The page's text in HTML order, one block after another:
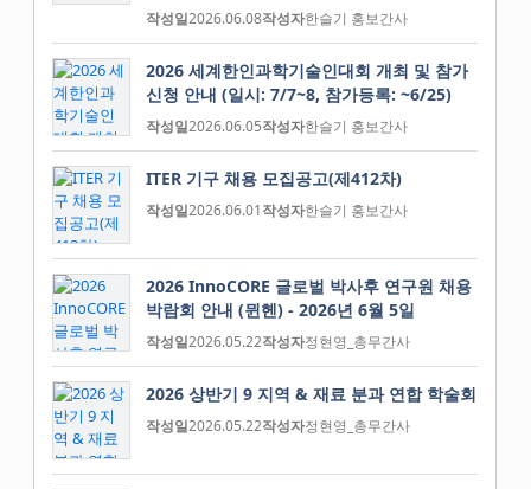
작성일2026.06.08작성자한슬기 홍보간사
2026 세계한인과학기술인대회 개최 및 참가
신청 안내 (일시: 7/7~8, 참가등록: ~6/25)
작성일2026.06.05작성자한슬기 홍보간사
ITER 기구 채용 모집공고(제412차)
작성일2026.06.01작성자한슬기 홍보간사
2026 InnoCORE 글로벌 박사후 연구원 채용
박람회 안내 (뮌헨) - 2026년 6월 5일
작성일2026.05.22작성자정현영_총무간사
2026 상반기 9 지역 & 재료 분과 연합 학술회
작성일2026.05.22작성자정현영_총무간사